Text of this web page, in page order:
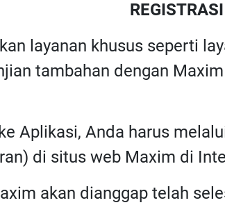
REGISTRASI
layanan khusus seperti
tambahan dengan
Aplikasi, Anda harus
di situs web Maxim di
akan dianggap telah